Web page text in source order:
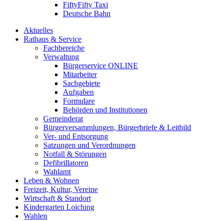
FiftyFifty Taxi
Deutsche Bahn
Aktuelles
Rathaus & Service
Fachbereiche
Verwaltung
Bürgerservice ONLINE
Mitarbeiter
Sachgebiete
Aufgaben
Formulare
Behörden und Institutionen
Gemeinderat
Bürgerversammlungen, Bürgerbriefe & Leitbild
Ver- und Entsorgung
Satzungen und Verordnungen
Notfall & Störungen
Defibrillatoren
Wahlamt
Leben & Wohnen
Freizeit, Kultur, Vereine
Wirtschaft & Standort
Kindergarten Loiching
Wahlen